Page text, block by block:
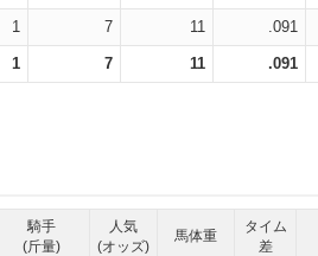
1 7 11 .091
1 7 11 .091
騎手
(斤量)
人気
(オッズ)
馬体重
タイム
差